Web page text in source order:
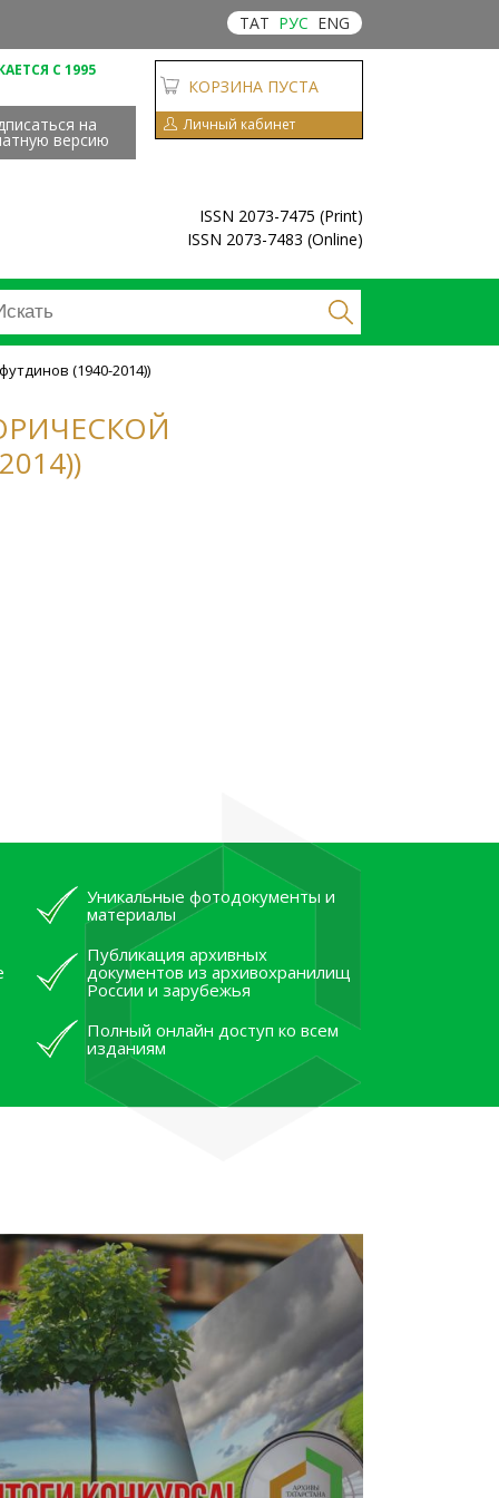
ТАТ РУС ENG
С 1995
на
версию
КОРЗИНА ПУСТА
Личный кабинет
ISSN 2073-7475 (Print)
ISSN 2073-7483 (Online)
(1940-2014))
Уникальные фотодокументы и
материалы
Публикация архивных
документов из архивохранилищ
России и зарубежья
Полный онлайн доступ ко всем
изданиям
рассказали об архивных